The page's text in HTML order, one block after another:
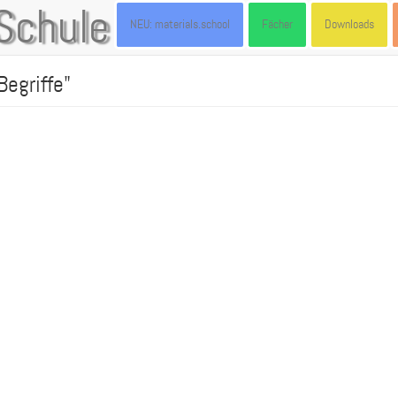
NEU: materials.school Fächer Downloads